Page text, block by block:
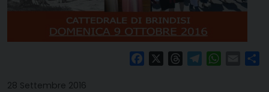
FacebookThreadsTelegram Email
28 Settembre 2016